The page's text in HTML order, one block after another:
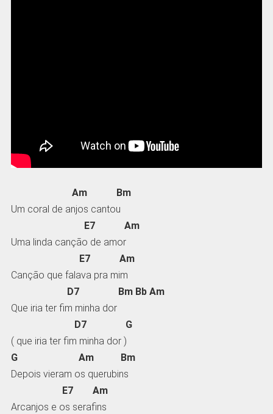
Am Bm
Um coral de anjos cantou
E7 Am
Uma linda canção de amor
E7 Am
Canção que falava pra mim
D7 Bm Bb Am
Que iria ter fim minha dor
D7 G
( que iria ter fim minha dor )
G Am Bm
Depois vieram os querubins
E7 Am
Arcanjos e os serafins